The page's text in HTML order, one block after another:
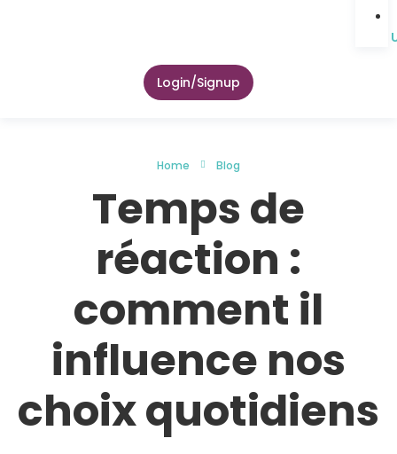
Login/Signup
Home Blog
Temps de
réaction :
comment il
influence nos
choix quotidiens